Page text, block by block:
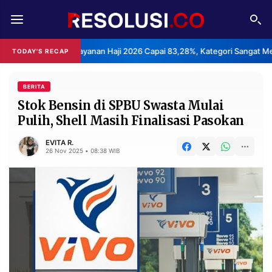
TODAY'S RECAP
Layanan Haji 2026 Capai 83,28%, Kategori Sangat Memuaskan.
REDAKSI TENTANG
RESOLUSI IKLAN
RUBRIKASI
EDITORIAL
DAERAH NASIONAL
SPORT
INFORMASI
BERITA
Stok Bensin di SPBU Swasta Mulai
Pulih, Shell Masih Finalisasi Pasokan
EVITA R.
26 Nov 2025 • 08:38 WIB